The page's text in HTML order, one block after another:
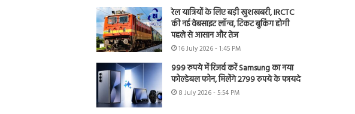
रेल यात्रियों के लिए बड़ी खुशखबरी, IRCTC
की नई वेबसाइट लॉन्च, टिकट बुकिंग होगी
पहले से आसान और तेज
16 July 2026 - 1:45 PM
999 रुपये में रिजर्व करें Samsung का नया
फोल्डेबल फोन, मिलेंगे 2799 रुपये के फायदे
8 July 2026 - 5:54 PM